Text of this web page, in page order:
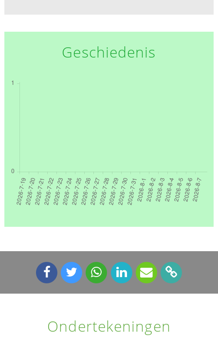
Geschiedenis
Ondertekeningen